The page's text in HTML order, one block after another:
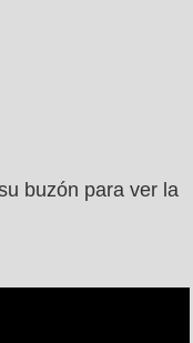
buzón para ver la